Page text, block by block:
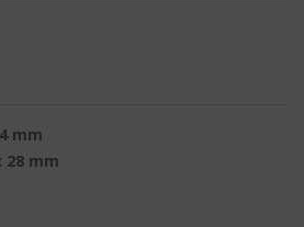
mm
28 mm